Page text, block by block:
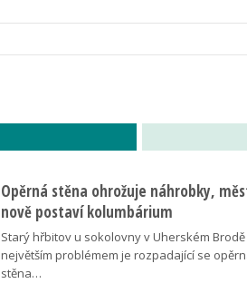
Opěrná stěna ohrožuje náhrobky,
nově postaví kolumbárium
Starý hřbitov u sokolovny v Uherském
největším problémem je rozpadající se
stěna…